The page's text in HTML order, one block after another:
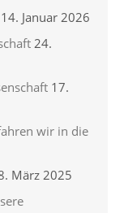
14. Januar 2026
24.
17.
wir in die
März 2025